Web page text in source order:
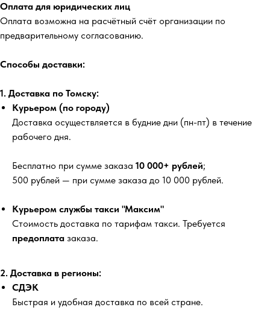
Оплата для юридических лиц
Оплата возможна на расчётный счёт организации по
предварительному согласованию.
Способы доставки:
1. Доставка по Томску:
Курьером (по городу)
Доставка осуществляется в будние дни (пн-пт) в течение
рабочего дня.
Бесплатно при сумме заказа 10 000+ рублей;
500 рублей — при сумме заказа до 10 000 рублей.
Курьером службы такси "Максим"
Стоимость доставка по тарифам такси. Требуется
предоплата заказа.
2. Доставка в регионы:
СДЭК
Быстрая и удобная доставка по всей стране.